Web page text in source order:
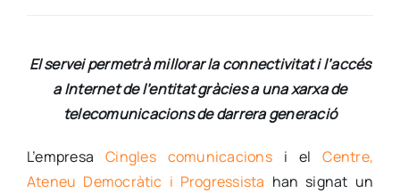
El servei permetrà millorar la connectivitat i l’accés
a Internet de l’entitat gràcies a una xarxa de
telecomunicacions de darrera generació
L’empresaCingles comunicacionsi elCentre,
Ateneu Democràtic i Progressista han signat un